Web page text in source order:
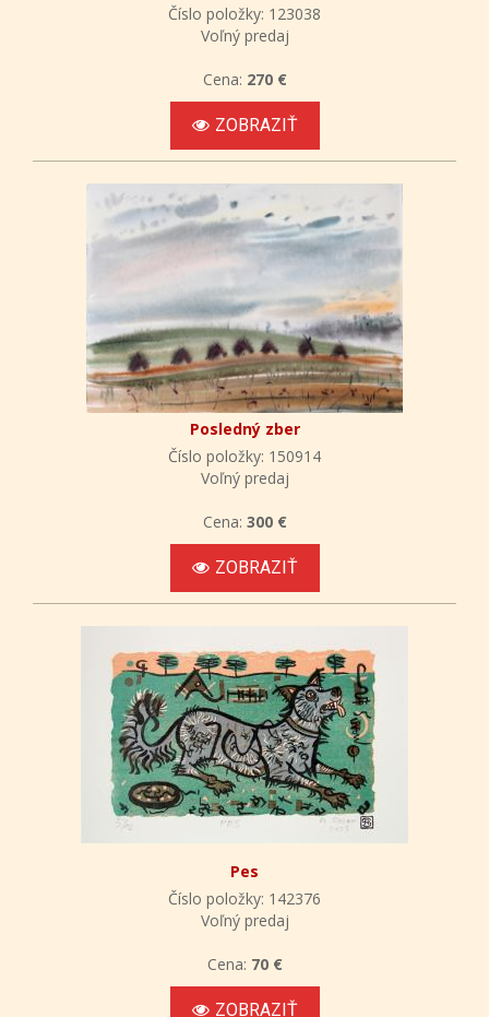
Číslo položky: 123038
Voľný predaj
Cena: 270 €
ZOBRAZIŤ
Posledný zber
Číslo položky: 150914
Voľný predaj
Cena: 300 €
ZOBRAZIŤ
Pes
Číslo položky: 142376
Voľný predaj
Cena: 70 €
ZOBRAZIŤ